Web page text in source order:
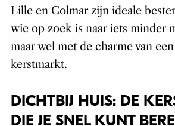
Lille en Colmar zijn ideale
wie op zoek is naar iets minder
maar wel met de charme van
kerstmarkt.
DICHTBIJ HUIS: DE
DIE JE SNEL KUNT